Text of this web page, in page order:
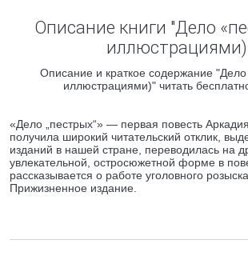
Описание книги "Дело
Описание и краткое содержание
иллюстрациями)" читать
«Дело „пестрых“» — первая повесть
получила широкий читательский отклик,
изданий в нашей стране, переводилась на
увлекательной, остросюжетной форме в
рассказывается о работе уголовного розыска.
Прижизненное издание.